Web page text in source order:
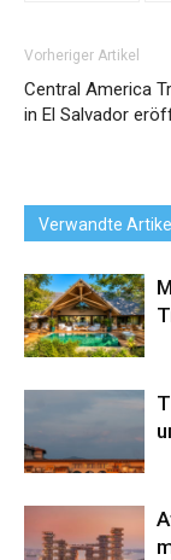
Vorheriger Artikel
Central America
in El Salvador
Verwandte Artikel